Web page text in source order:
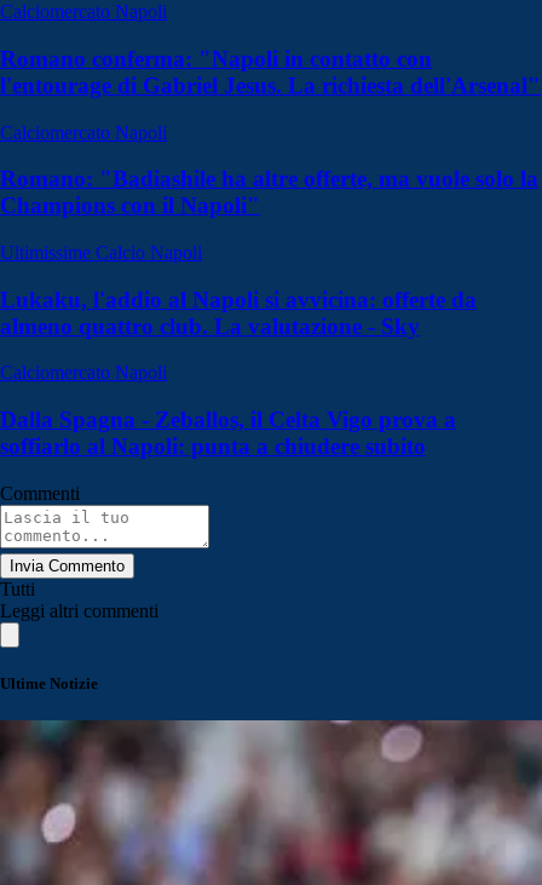
Calciomercato Napoli
Romano conferma: "Napoli in contatto con
l'entourage di Gabriel Jesus. La richiesta dell'Arsenal"
Calciomercato Napoli
Romano: "Badiashile ha altre offerte, ma vuole solo la
Champions con il Napoli"
Ultimissime Calcio Napoli
Lukaku, l'addio al Napoli si avvicina: offerte da
almeno quattro club. La valutazione - Sky
Calciomercato Napoli
Dalla Spagna - Zeballos, il Celta Vigo prova a
soffiarlo al Napoli: punta a chiudere subito
Commenti
Invia Commento
Tutti
Leggi altri commenti
Ultime Notizie